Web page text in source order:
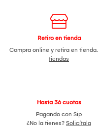
Retiro en tienda
Compra online y retira en tienda.
tiendas
Hasta 36 cuotas
Pagando con Sip
¿No la tienes? Solicítala